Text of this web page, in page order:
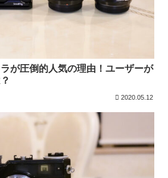
が圧倒的人気の理由！ユーザーが
2020.05.12